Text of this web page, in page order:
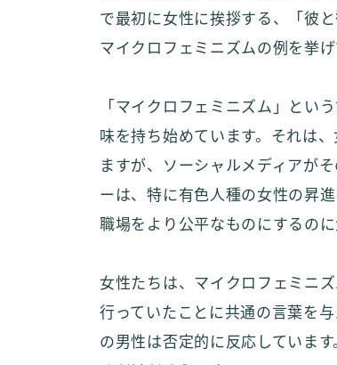
で最初に女性に挨拶する、「彼
マイクロフェミニズムの例を挙げ
「マイクロフェミニズム」とい
味を持ち始めています。それは
ますが、ソーシャルメディアが
ーは、特に有色人種の女性の昇
職場をより公平なものにするの
女性たちは、マイクロフェミニ
行っていたことに共通の言葉を
の男性は否定的に反応していま